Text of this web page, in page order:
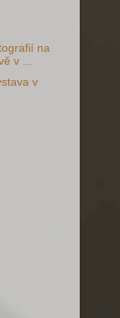
na
v ...
v